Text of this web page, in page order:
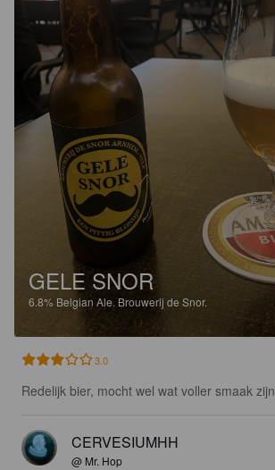
GELE SNOR
6.8% Belgian Ale. Brouwerij de Snor.
3.0
Redelijk bier, mocht wel wat voller smaak zijn
CERVESIUMHH
@ Mr. Hop